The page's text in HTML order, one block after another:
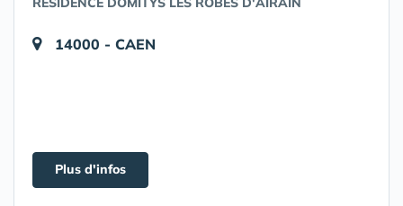
14000 - CAEN
Plus d'infos